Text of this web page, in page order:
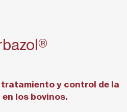
y control de la
los bovinos.